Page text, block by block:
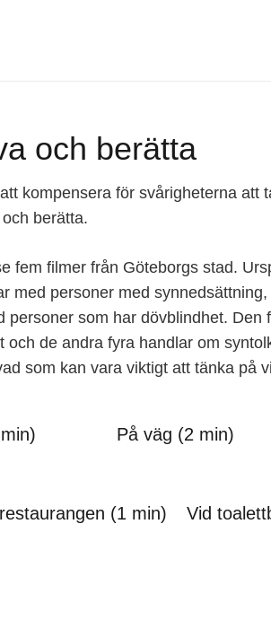
och berätta
kompensera för svårigheterna att
berätta.
fem filmer från Göteborgs stad.
med personer med
personer som har dövblindhet. Den
och de andra fyra handlar om
som kan vara viktigt att tänka på
På väg (2 min)
(1 min) Vid